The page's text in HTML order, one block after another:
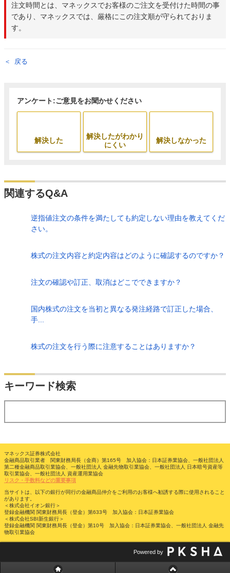
注文時間とは、マネックスでお客様のご注文を受付けた時間の事
であり、マネックスでは、厳格にこの注文順が守られておりま
す。
戻る
アンケート:ご意見をお聞かせください
解決した
解決したがわかり
にくい
解決しなかった
関連するQ&A
逆指値注文の条件を満たしても約定しない理由を教えてくだ
さい。
株式の注文内容と約定内容はどのように確認するのですか？
注文の確認や訂正、取消はどこでできますか？
国内株式の注文を当初と異なる発注経路で訂正した場合、
手...
株式の注文を行う際に注意することはありますか？
キーワード検索
マネックス証券株式会社
金融商品取引業者 関東財務局長（金商）第165号 加入協会：日本証券業協会、一般社団法人
第二種金融商品取引業協会、一般社団法人 金融先物取引業協会、一般社団法人 日本暗号資産等
取引業協会、一般社団法人 資産運用業協会
リスク・手数料などの重要事項
当サイトは、以下の銀行が同行の金融商品仲介をご利用のお客様へ勧誘する際に使用されること
があります。
＜株式会社イオン銀行＞
登録金融機関 関東財務局長（登金）第633号 加入協会：日本証券業協会
＜株式会社SBI新生銀行＞
登録金融機関 関東財務局長（登金）第10号 加入協会：日本証券業協会、一般社団法人 金融先
物取引業協会
Powered by